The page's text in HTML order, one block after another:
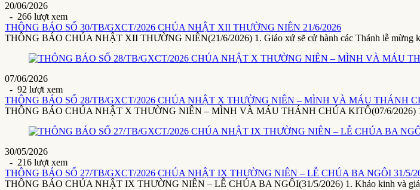
20/06/2026
- 266 lượt xem
THÔNG BÁO SỐ 30/TB/GXCT/2026 CHÚA NHẬT XII THƯỜNG NIÊN 21/6/2026
THÔNG BÁO CHÚA NHẬT XII THƯỜNG NIÊN(21/6/2026) 1. Giáo xứ sẽ cử hành các Thánh lễ mừng
07/06/2026
- 92 lượt xem
THÔNG BÁO SỐ 28/TB/GXCT/2026 CHÚA NHẬT X THƯỜNG NIÊN – MÌNH VÀ MÁU THÁNH
THÔNG BÁO CHÚA NHẬT X THƯỜNG NIÊN – MÌNH VÀ MÁU THÁNH CHÚA KITÔ(07/6/2026)
30/05/2026
- 216 lượt xem
THÔNG BÁO SỐ 27/TB/GXCT/2026 CHÚA NHẬT IX THƯỜNG NIÊN – LỄ CHÚA BA NGÔI 31/5/
THÔNG BÁO CHÚA NHẬT IX THƯỜNG NIÊN – LỄ CHÚA BA NGÔI(31/5/2026) 1. Khảo kinh và